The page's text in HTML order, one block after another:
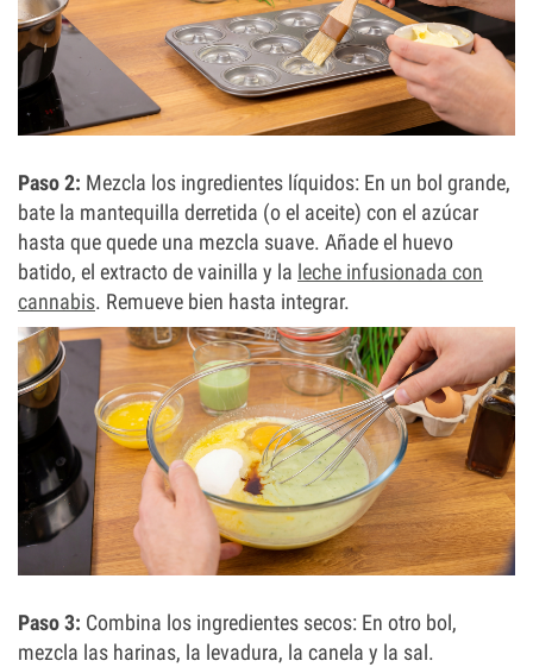
Paso 2: Mezcla los ingredientes líquidos: En un bol grande,
bate la mantequilla derretida (o el aceite) con el azúcar
hasta que quede una mezcla suave. Añade el huevo
batido, el extracto de vainilla y la leche infusionada con
cannabis. Remueve bien hasta integrar.
Paso 3: Combina los ingredientes secos: En otro bol,
mezcla las harinas, la levadura, la canela y la sal.